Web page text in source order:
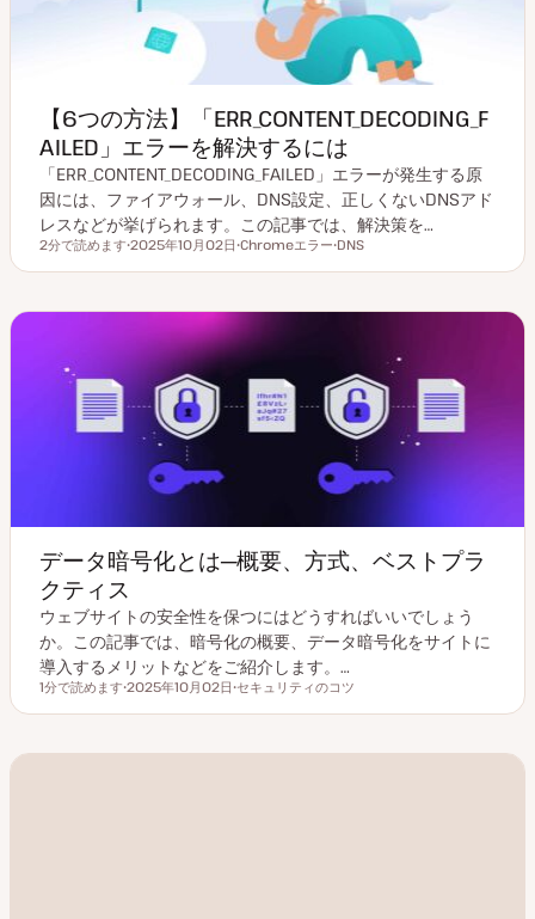
【6つの方法】「ERR_CONTENT_DECODING_F
AILED」エラーを解決するには
「ERR_CONTENT_DECODING_FAILED」エラーが発生する原
因には、ファイアウォール、DNS設定、正しくないDNSアド
レスなどが挙げられます。この記事では、解決策を…
読むのにかかる時間
2分で読めます
新
2025年10月02日
ピ
ク
Chromeエラー
ピ
ク
DNS
データ暗号化とは─概要、方式、ベストプラ
クティス
ウェブサイトの安全性を保つにはどうすればいいでしょう
か。この記事では、暗号化の概要、データ暗号化をサイトに
導入するメリットなどをご紹介します。…
読むのにかかる時間
1分で読めます
新
2025年10月02日
ピ
ク
セキュリティのコツ